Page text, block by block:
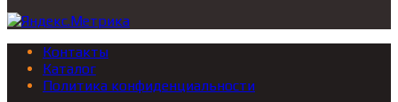
Контакты
Каталог
Политика конфиденциальности